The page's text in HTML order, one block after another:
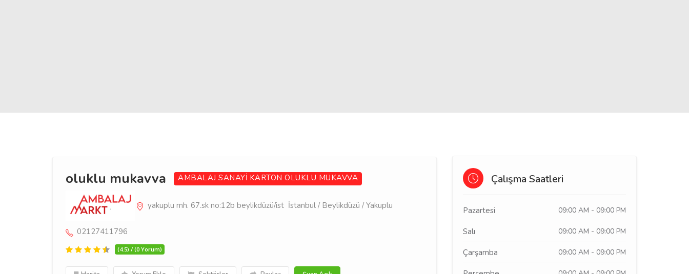
oluklu mukavva AMBALAJ SANAYİ KARTON OLUKLU MUKAVVA
yakuplu mh. 67.sk no:12b beylikdüzü/ist İstanbul / Beylikdüzü / Yakuplu
02127411796
(4.5) / (0 Yorum)
Çalışma Saatleri
Pazartesi 09:00 AM - 09:00 PM
Salı 09:00 AM - 09:00 PM
Çarşamba 09:00 AM - 09:00 PM